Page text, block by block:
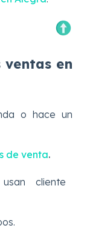
en
o hace un
de venta.
cliente